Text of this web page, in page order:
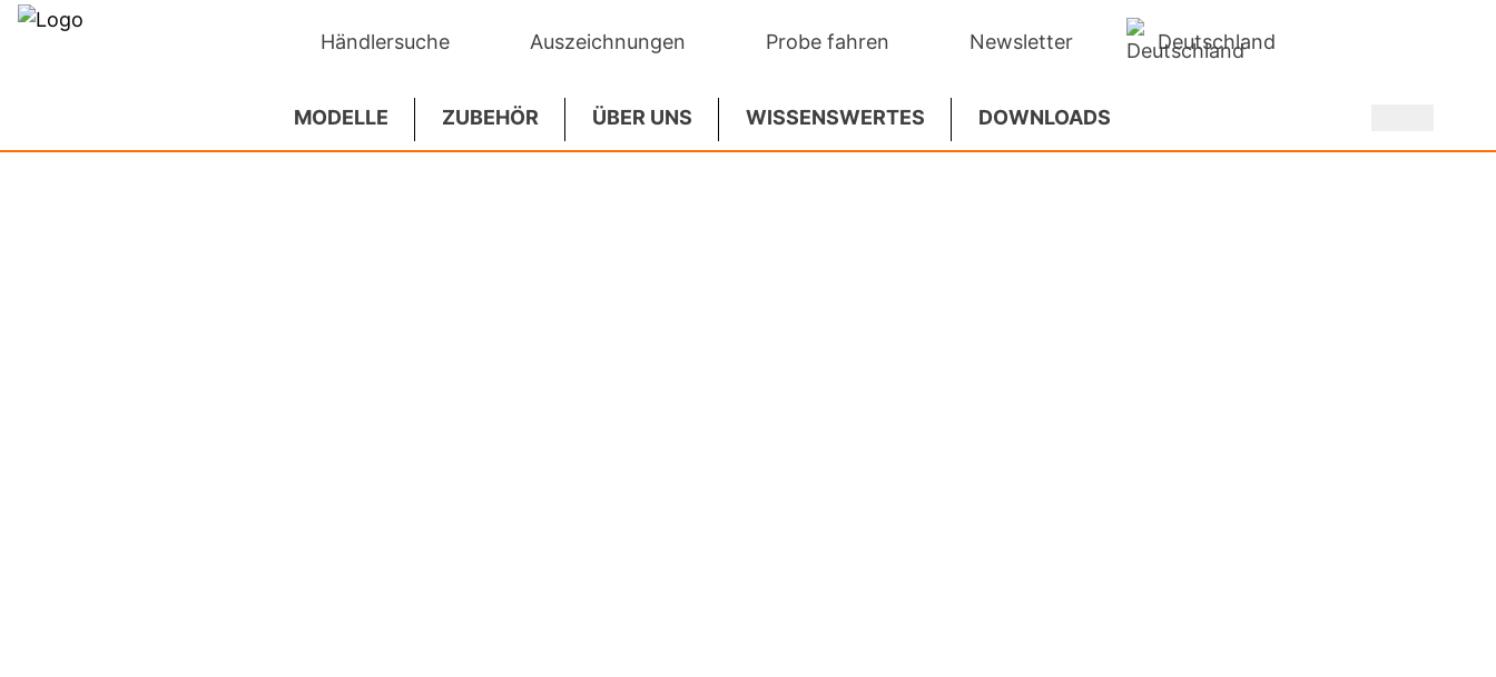
Händlersuche Auszeichnungen Probe fahren Newsletter Deutschland
MODELLE ZUBEHÖR ÜBER UNS WISSENSWERTES DOWNLOADS